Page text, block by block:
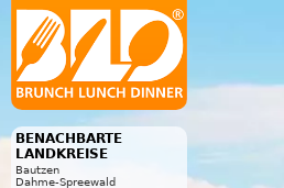
BENACHBARTE
LANDKREISE
Bautzen
Dahme-Spreewald